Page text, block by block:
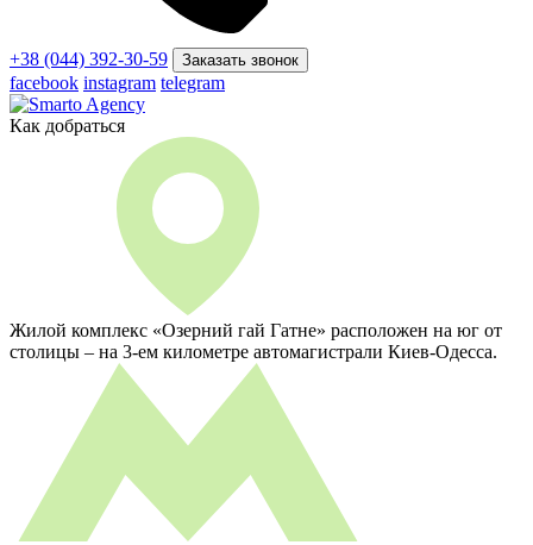
+38 (044) 392-30-59 Заказать звонок
facebook instagram telegram
Как добраться
Жилой комплекс «Озерний гай Гатне» расположен на юг от
столицы – на 3-ем километре автомагистрали Киев-Одесса.